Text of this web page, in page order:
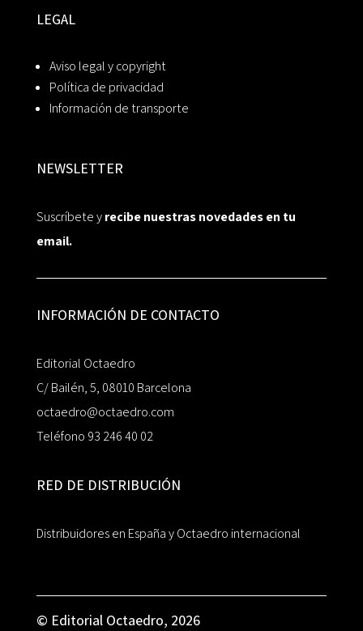
LEGAL
Aviso legal y copyright
Política de privacidad
Información de transporte
NEWSLETTER
Suscríbete yrecibe nuestras novedades en tu
email.
INFORMACIÓN DE CONTACTO
Editorial Octaedro
C/ Bailén, 5, 08010 Barcelona
octaedro@octaedro.com
Teléfono 93 246 40 02
RED DE DISTRIBUCIÓN
Distribuidores en España y Octaedro internacional
© Editorial Octaedro, 2026